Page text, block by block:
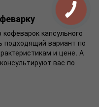
кофеварок капсульного
подходящий вариант по
и цене. А
вас по